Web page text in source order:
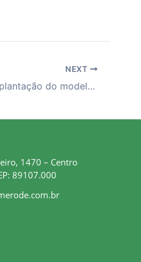
NEXT
28-04-26 – PodCâmara Pomerode: implantação do modelo cívico-militar em Pomerode
1470 – Centro
89107.000